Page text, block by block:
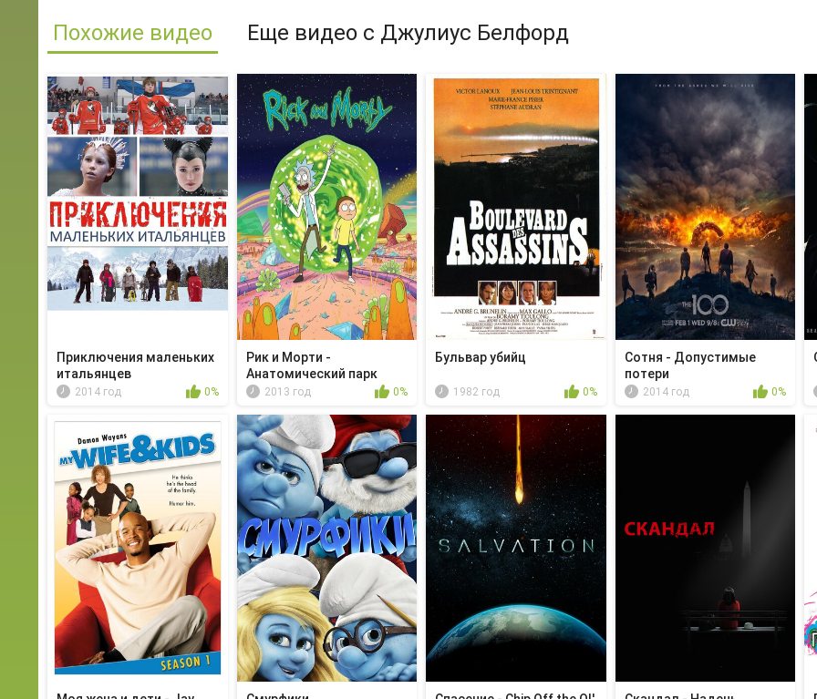
Похожие видео Еще видео с Джулиус Белфорд
Приключения маленьких
итальянцев
2014 год 0%
Рик и Морти -
Анатомический парк
2013 год 0%
Бульвар убийц
1982 год 0%
Сотня - Допустимые
потери
2014 год 0%